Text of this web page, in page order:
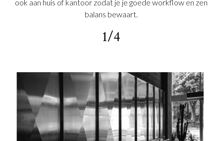
ook aan huis of kantoor zodat je je goede workflow en zen
balans bewaart.
1/4